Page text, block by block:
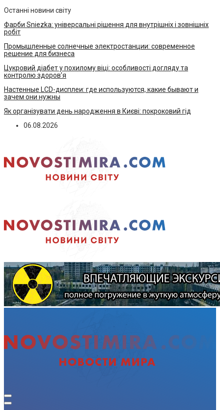
Останні новини світу
Фарби Sniezka: універсальні рішення для внутрішніх і зовнішніх
робіт
Промышленные солнечные электростанции: современное
решение для бизнеса
Цукровий діабет у похилому віці: особливості догляду та
контролю здоров’я
Настенные LCD-дисплеи: где используются, какие бывают и
зачем они нужны
Як організувати день народження в Києві: покроковий гід
06.08.2026